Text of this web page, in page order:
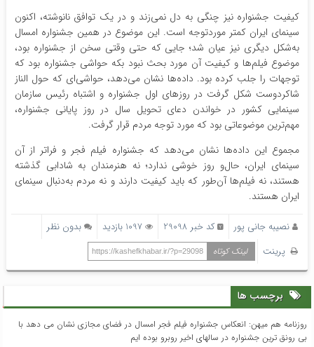
کیفیت جشنواره نیز چنگی به دل نمی‌زند و در یک توافق نانوشته، اکنون
سینمای ایران کمتر موردتوجه است. این موضوع در همین جشنواره امسال
به‌شکل دیگری نیز عیان شد؛ جایی که حتی وقتی سخن از جشنواره بود،
موضوع فیلم‌ها و کیفیت آن مورد بحث نبود بکه حواشی جشنواره بود که
توجهات را جلب کرده بود. داده‌ها نشان می‌دهد، حواشی‌ای که حول الناز
شاکردوست شکل گرفت در روزهای اول جشنواره و اشتباه رئیس سازمان
سینمایی کشور در خواندن دعای تحویل سال در روز پایانی جشنواره،
مهم‌ترین موضوعاتی بود که مورد توجه مردم قرار گرفت.
مجموع این داده‌ها نشان می‌دهد که جشنواره فیلم فجر و فراتر از آن
سینمای ایران، حال‌و ‌روز خوشی ندارد؛ نه هنرمندان به شادابی گذشته
هستند، نه فیلم‌ها آن‌طور که باید کیفیت دارند و نه مردم به‌دنبال سینمای
ایران هستند.
نصیبه جانی پور کد خبر 29098 1097 بازدید
بدون نظر
پرینت
لینک کوتاه https://kashefkhabar.ir/?p=29098
برچسب ها
روزنامه هم میهن: انعکاس جشنواره فیلم فجر امسال در فضای مجازی نشان می دهد با
بی رونق ترین جشنواره در سالهای اخیر روبرو بوده ایم